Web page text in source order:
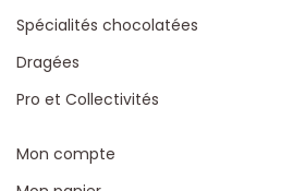
Spécialités chocolatées
Dragées
Pro et Collectivités
Mon compte